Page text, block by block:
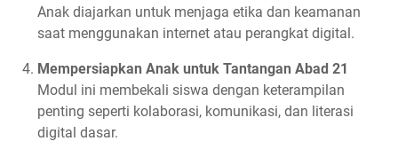
Anak diajarkan untuk menjaga etika dan keamanan
saat menggunakan internet atau perangkat digital.
Mempersiapkan Anak untuk Tantangan Abad 21
Modul ini membekali siswa dengan keterampilan
penting seperti kolaborasi, komunikasi, dan literasi
digital dasar.